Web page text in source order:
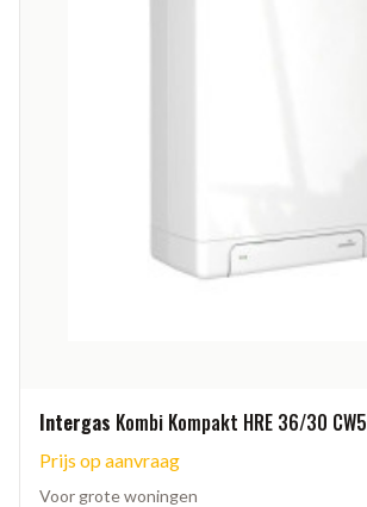
Intergas Kombi Kompakt HRE 36/30 CW5
Prijs op aanvraag
Voor grote woningen